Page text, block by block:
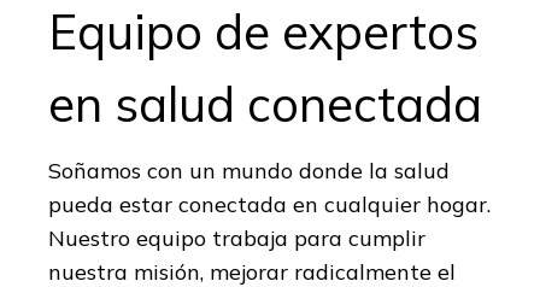
Equipo de expertos
en salud conectada
Soñamos con un mundo donde la salud
pueda estar conectada en cualquier hogar.
Nuestro equipo trabaja para cumplir
nuestra misión, mejorar radicalmente el